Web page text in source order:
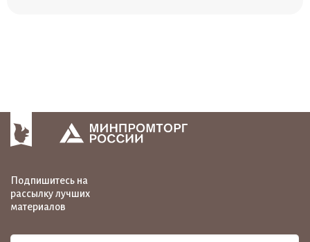
Подпишитесь на
рассылку лучших
материалов